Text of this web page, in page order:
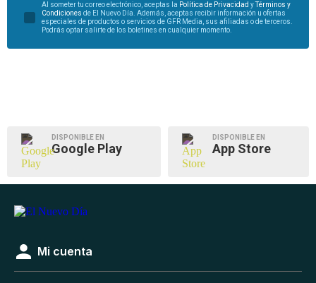
Al someter tu correo electrónico, aceptas la Política de Privacidad y
Términos y
Condiciones de El Nuevo Día. Además, aceptas recibir información u ofertas
especiales de productos o servicios de GFR Media, sus afiliadas o de terceros.
Podrás optar salirte de los boletines en cualquier momento.
DISPONIBLE EN
Google Play
DISPONIBLE EN
App Store
Mi cuenta